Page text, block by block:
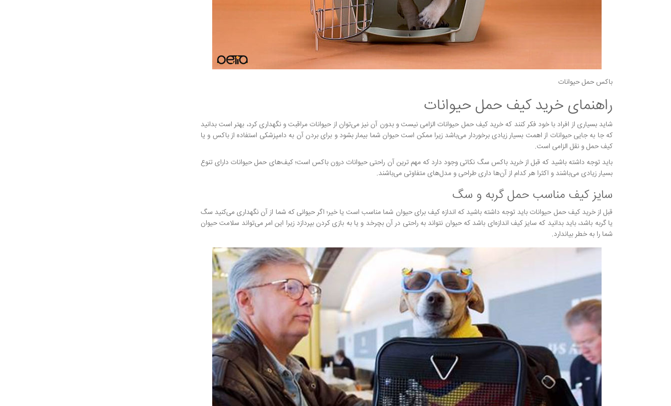
باکس حمل حیوانات
راهنمای خرید کیف حمل حیوانات
شاید بسیاری از افراد با خود فکر کنند که خرید کیف حمل حیوانات الزامی نیست و بدون آن نیز می‌توان از حیوانات مراقبت و نگهداری کرد، بهتر است بدانید
که جا به جایی حیوانات از اهمت بسیار زیادی برخوردار می‌باشد زیرا ممکن است حیوان شما بیمار بشود و برای بردن آن به دامپزشکی استفاده از باکس و یا
کیف حمل و نقل الزامی است.
باید توجه داشته باشید که قبل از خرید باکس سگ نکاتی وجود دارد که مهم ترین آن راحتی حیوانات درون باکس است؛ کیف‌های حمل حیوانات دارای تنوع
بسیار زیادی می‌باشند و اکثرا هر کدام از آن‌ها داری طراحی و مدل‌های متفاوتی می‌باشند.
سایز کیف مناسب حمل گربه و سگ
قبل از خرید کیف حمل حیوانات باید توجه داشته باشید که اندازه کیف برای حیوان شما مناسب است یا خیر؛ اگر حیوانی که شما از آن نگهداری می‌کنید سگ
یا گربه باشد، باید بدانید که سایز کیف اندازه‌ای باشد که حیوان نتواند به راحتی در آن بچرخد و یا به بازی کردن بپردازد زیرا این امر می‌تواند سلامت حیوان
شما را به خطر بیاندارد.